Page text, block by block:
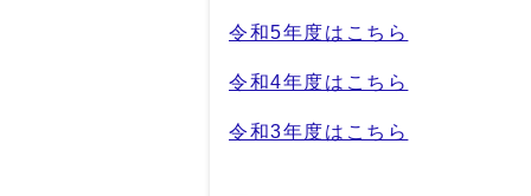
令和5年度はこちら
令和4年度はこちら
令和3年度はこちら